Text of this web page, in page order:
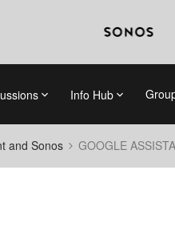
Info Hub
and Sonos GOOGLE